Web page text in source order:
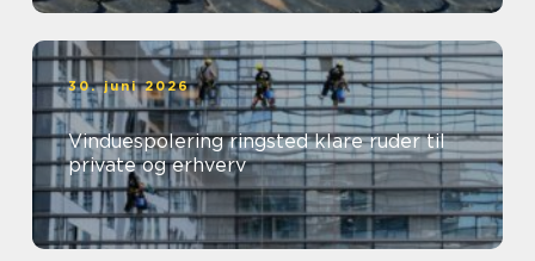
30. juni 2026
Vinduespolering ringsted klare ruder til
private og erhverv